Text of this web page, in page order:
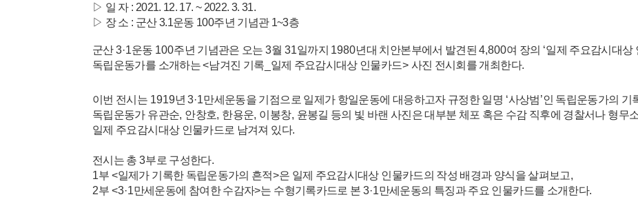
▷ 일 자 : 2021. 12. 17. ~ 2022. 3. 31.
▷ 장 소 : 군산 3.1운동 100주년 기념관 1~3층
군산3·1운동 100주년 기념관은 오는3월 31일까지 1980년대 치안본부에서 발견된4,800여 장의 ‘일제 주요감시대상
독립운동가를 소개하는<남겨진 기록 일제 주요감시대상 인물카드> 사진 전시회를 개최한다.
이번 전시는 1919년3·1만세운동을 기점으로 일제가 항일운동에 대응하고자 규정한 일명 ‘사상범’인 독립운동가의 기
독립운동가 유관순, 안창호, 한용운, 이봉창, 윤봉길 등의 빛 바랜 사진은 대부분 체포 혹은 수감 직후에 경찰서나 형무
일제 주요감시대상 인물카드로 남겨져 있다.
전시는 총3부로 구성한다.
1부 <일제가 기록한 독립운동가의 흔적>은 일제 주요감시대상 인물카드의 작성 배경과 양식을 살펴보고,
2부 <3·1만세운동에 참여한 수감자>는 수형기록카드로 본 3·1만세운동의 특징과 주요 인물카드를 소개한다.